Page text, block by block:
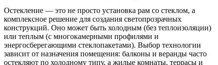
Остекление — это не просто установка рам со стеклом, а
комплексное решение для создания светопрозрачных
конструкций. Оно может быть холодным (без теплоизоляции)
или теплым (с многокамерными профилями и
энергосберегающими стеклопакетами). Выбор технологии
зависит от назначения помещения: балконы и веранды часто
остекляют по холодному типу, а жилые комнаты, террасы и